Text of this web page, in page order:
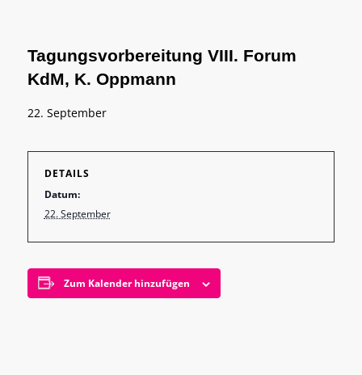
Tagungsvorbereitung VIII. Forum
KdM, K. Oppmann
22. September
DETAILS
Datum:
22. September
Zum Kalender hinzufügen